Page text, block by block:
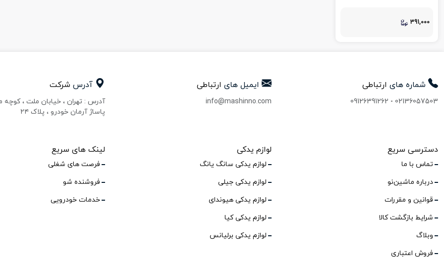
391,000
شماره های ارتباطی
02136057503
-
09126391262
ایمیل های ارتباطی
info@mashinno.com
آدرس شرکت
آدرس : تهران ، خیابان ملت ، کوچه
پاساژ آرمان خودرو ، پلاک ۲۴
دسترسی سریع
تماس با ما
درباره ماشین‌نو
قوانین و مقررات
شرایط بازگشت کالا
وبلاگ
فروش اعتباری
لوازم یدکی
لوازم یدکی سانگ یانگ
لوازم یدکی جیلی
لوازم یدکی هیوندای
لوازم یدکی کیا
لوازم یدکی برلیانس
لینک های سریع
فرصت های شغلی
فروشنده شو
خدمات خودرویی